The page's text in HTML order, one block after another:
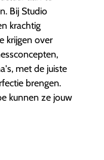
Bij Studio
krachtig
krijgen over
met de juiste
brengen.
kunnen ze jouw